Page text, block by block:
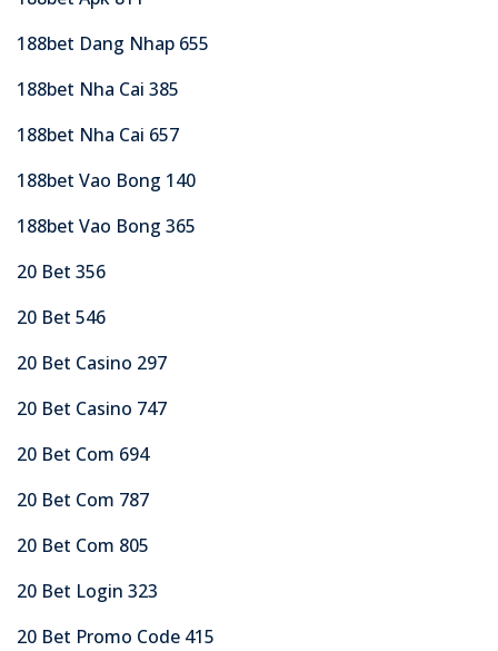
188bet Dang Nhap 655
188bet Nha Cai 385
188bet Nha Cai 657
188bet Vao Bong 140
188bet Vao Bong 365
20 Bet 356
20 Bet 546
20 Bet Casino 297
20 Bet Casino 747
20 Bet Com 694
20 Bet Com 787
20 Bet Com 805
20 Bet Login 323
20 Bet Promo Code 415